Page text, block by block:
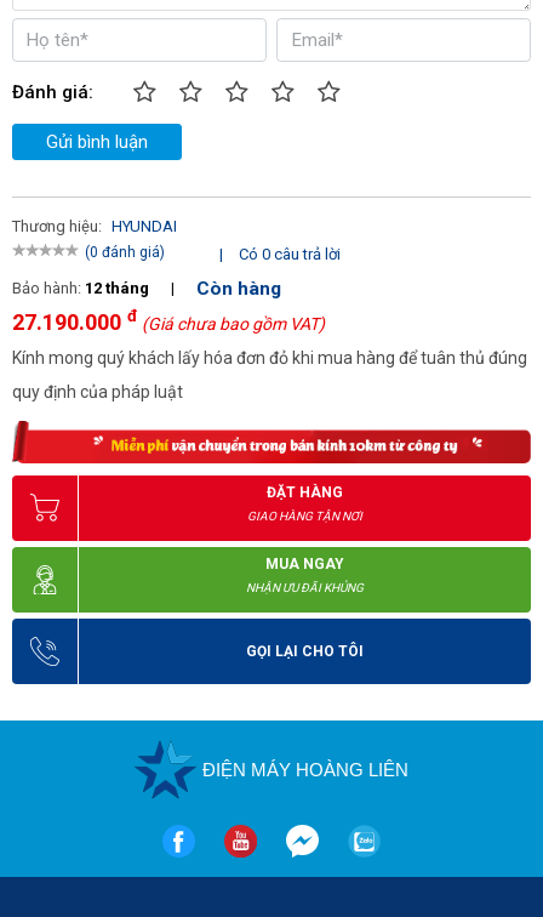
Đánh giá:
Gửi bình luận
Thương hiệu: HYUNDAI
(0 đánh giá) |
Có 0 câu trả lời
Bảo hành: 12 tháng | Còn hàng
27.190.000 đ (Giá chưa bao gồm VAT)
Kính mong quý khách lấy hóa đơn đỏ khi mua hàng để tuân thủ đúng
quy định của pháp luật
ĐẶT HÀNG
GIAO HÀNG TẬN NƠI
MUA NGAY
NHẬN ƯU ĐÃI KHỦNG
GỌI LẠI CHO TÔI
ĐIỆN MÁY HOÀNG LIÊN